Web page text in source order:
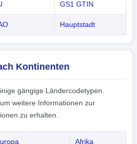
GS1 GTIN
Hauptstadt
Kontinenten
gängige Ländercodetypen.
weitere Informationen zur
zu erhalten.
Afrika